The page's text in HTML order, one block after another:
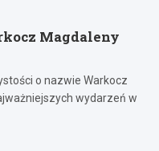
Magdaleny
o nazwie Warkocz
wydarzeń w